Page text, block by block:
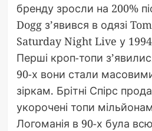
бренду зросли на 200%
Dogg з’явився в одязі
Saturday Night Live у 1994
Перші кроп-топи
90-х вони стали
зіркам. Брітні Спірс
укорочені топи
Логоманія в 90-х була